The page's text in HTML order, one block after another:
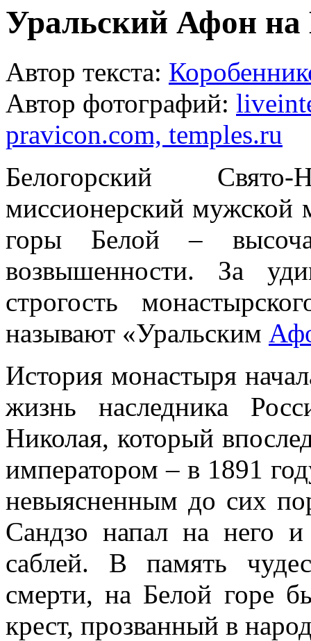
Уральский Афон на
Автор текста:
Автор фотографий:
pravicon.com, temples.ru
Белогорский Свято-
миссионерский мужской
горы Белой –
возвышенности. За
строгость
называют «Уральским
История монастыря
жизнь наследника
Николая, который
императором – в 1891
невыясненным до сих
Сандзо напал на него и
саблей. В память
смерти, на Белой горе
крест, прозванный в